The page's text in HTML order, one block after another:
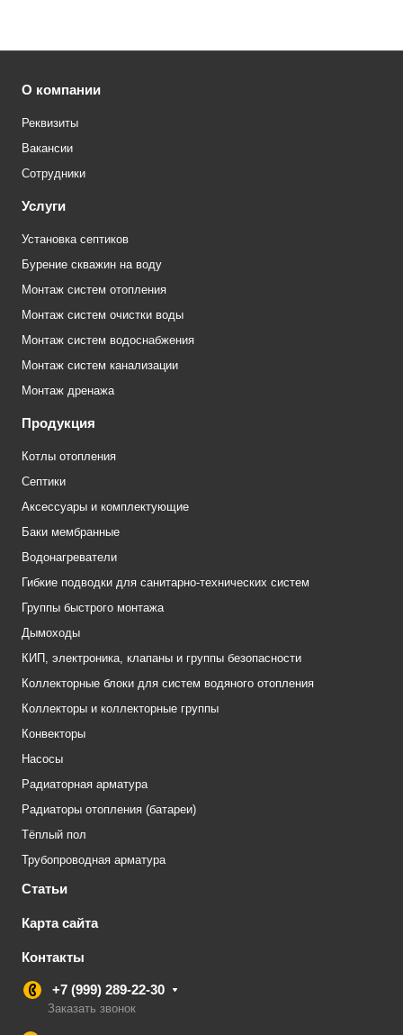
О компании
Реквизиты
Вакансии
Сотрудники
Услуги
Установка септиков
Бурение скважин на воду
Монтаж систем отопления
Монтаж систем очистки воды
Монтаж систем водоснабжения
Монтаж систем канализации
Монтаж дренажа
Продукция
Котлы отопления
Септики
Аксессуары и комплектующие
Баки мембранные
Водонагреватели
Гибкие подводки для санитарно-технических систем
Группы быстрого монтажа
Дымоходы
КИП, электроника, клапаны и группы безопасности
Коллекторные блоки для систем водяного отопления
Коллекторы и коллекторные группы
Конвекторы
Насосы
Радиаторная арматура
Радиаторы отопления (батареи)
Тёплый пол
Трубопроводная арматура
Статьи
Карта сайта
Контакты
+7 (999) 289-22-30
Заказать звонок